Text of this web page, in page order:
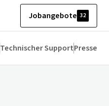
Jobangebote 32
Technischer SupportPresse